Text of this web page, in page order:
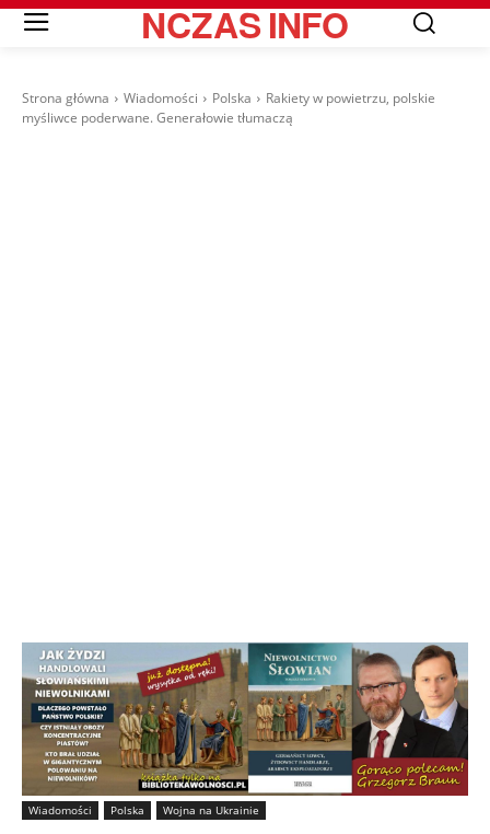
NCZASINFO
Strona główna Wiadomości Polska
Rakiety w powietrzu, polskie
myśliwce poderwane. Generałowie tłumaczą
Wiadomości Polska Wojna na Ukrainie